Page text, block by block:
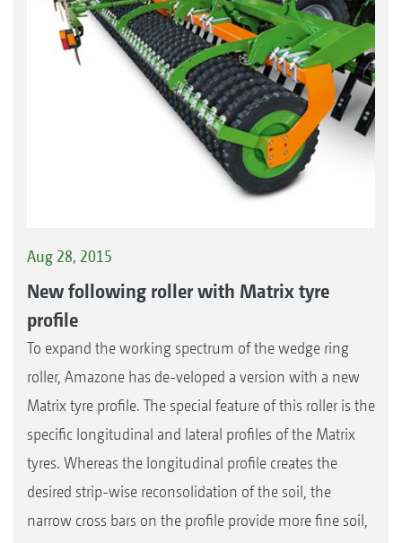
Aug 28, 2015
New following roller with Matrix tyre
profile
To expand the working spectrum of the wedge ring
roller, Amazone has de-veloped a version with a new
Matrix tyre profile. The special feature of this roller is the
specific longitudinal and lateral profiles of the Matrix
tyres. Whereas the longitudinal profile creates the
desired strip-wise reconsolidation of the soil, the
narrow cross bars on the profile provide more fine soil,